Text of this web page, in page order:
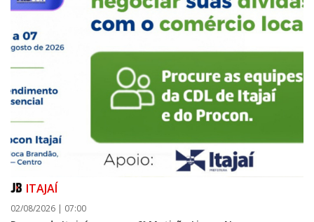
ITAJAÍ
02/08/2026 | 07:00